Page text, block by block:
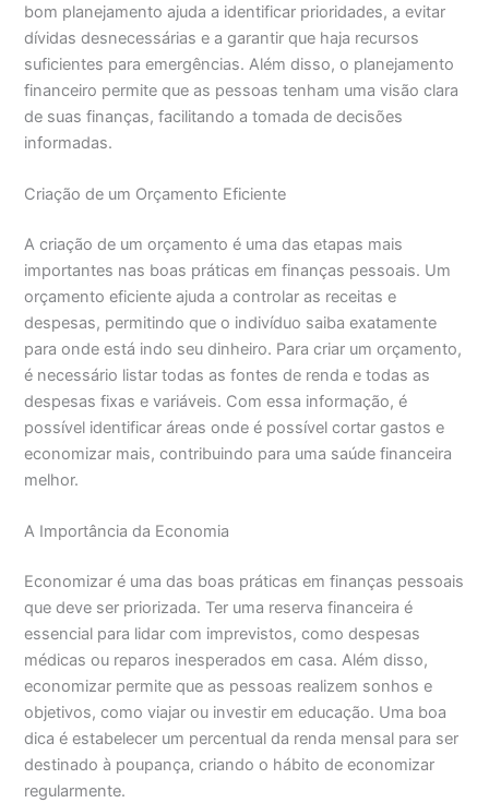
bom planejamento ajuda a identificar prioridades, a evitar
dívidas desnecessárias e a garantir que haja recursos
suficientes para emergências. Além disso, o planejamento
financeiro permite que as pessoas tenham uma visão clara
de suas finanças, facilitando a tomada de decisões
informadas.
Criação de um Orçamento Eficiente
A criação de um orçamento é uma das etapas mais
importantes nas boas práticas em finanças pessoais. Um
orçamento eficiente ajuda a controlar as receitas e
despesas, permitindo que o indivíduo saiba exatamente
para onde está indo seu dinheiro. Para criar um orçamento,
é necessário listar todas as fontes de renda e todas as
despesas fixas e variáveis. Com essa informação, é
possível identificar áreas onde é possível cortar gastos e
economizar mais, contribuindo para uma saúde financeira
melhor.
A Importância da Economia
Economizar é uma das boas práticas em finanças pessoais
que deve ser priorizada. Ter uma reserva financeira é
essencial para lidar com imprevistos, como despesas
médicas ou reparos inesperados em casa. Além disso,
economizar permite que as pessoas realizem sonhos e
objetivos, como viajar ou investir em educação. Uma boa
dica é estabelecer um percentual da renda mensal para ser
destinado à poupança, criando o hábito de economizar
regularmente.